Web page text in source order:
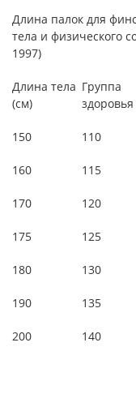
Длина палок для
тела и физического
1997)
Длина тела
(см)
Группа
150 110
160 115
170 120
175 125
180 130
190 135
200 140